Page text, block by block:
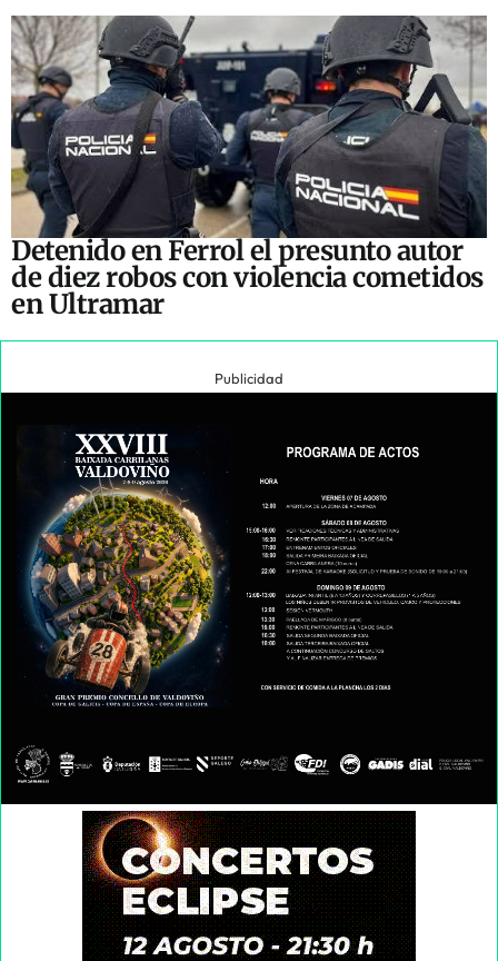
Detenido en Ferrol el presunto autor
de diez robos con violencia cometidos
en Ultramar
Publicidad